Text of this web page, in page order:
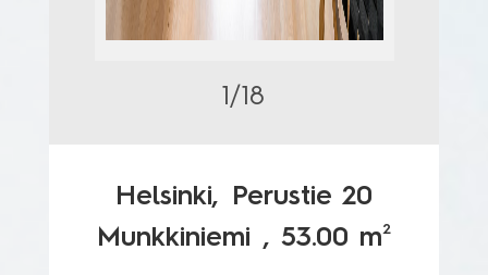
1/18
Helsinki, Perustie 20
Munkkiniemi , 53.00 m2